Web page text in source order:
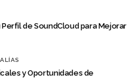
Perfil de SoundCloud para Mejorar
y Oportunidades de